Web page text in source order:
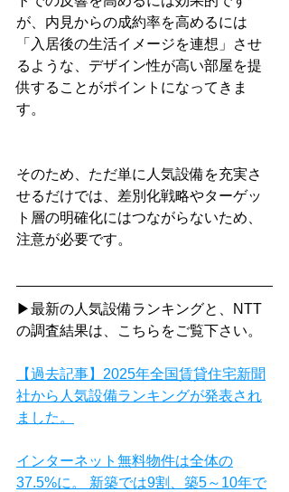
が、内見からの成約率を高めるには
「入居後の生活イメージを連想」させ
るような、デザイン性が高い部屋を提
供することがポイントになってきま
す。
そのため、ただ単に人気設備を充実さ
せるだけでは、差別化戦略やターゲッ
ト層の明確化にはつながらないため、
注意が必要です。
▶最新の人気設備ランキングと、NTT
の調査結果は、こちらをご覧下さい。
【過去記事】2025年全国賃貸住宅新聞
社から人気設備ランキングが発表され
ました。
インターネット無料物件は全体の
37.5%に。 新築では9割、築5～10年で